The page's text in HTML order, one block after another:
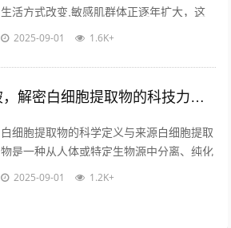
生活方式改变,敏感肌群体正逐年扩大，这
类肌肤对外界刺激高度敏感，易出现泛红、
2025-09-01 1.6K+
敏感肌美白新突破，解密白细胞提取物的科技力量与应用前景
白细胞提取物的科学定义与来源白细胞提取
物是一种从人体或特定生物源中分离、纯化
得到的活性成分，主要包含多种生物活性
2025-09-01 1.2K+